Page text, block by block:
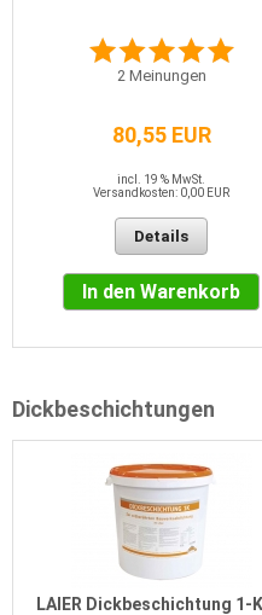
2 Meinungen
80,55 EUR
incl. 19 % MwSt.
Versandkosten: 0,00 EUR
Details
In den Warenkorb
Dickbeschichtungen
LAIER Dickbeschichtung 1-